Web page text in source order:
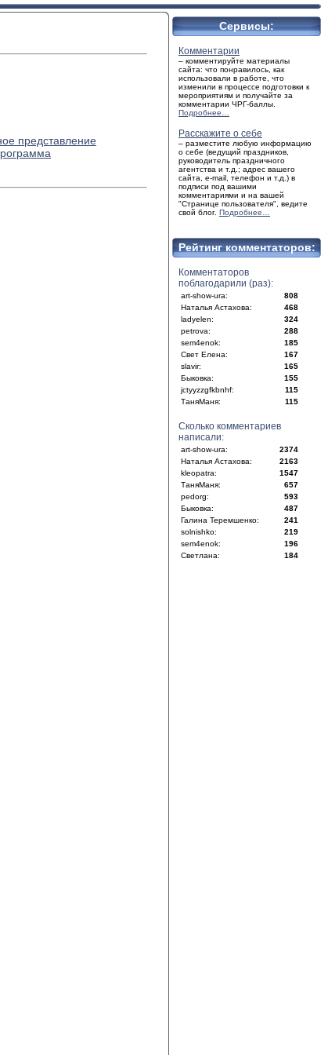
представление
Сервисы:
Комментарии
– комментируйте материалы
сайта: что понравилось, как
использовали в работе, что
изменили в процессе подготовки к
мероприятиям и получайте за
комментарии ЧРГ-баллы.
Подробнее…
Расскажите о себе
– разместите любую информацию
о себе (ведущий праздников,
руководитель праздничного
агентства и т.д.; адрес вашего
сайта, e-mail, телефон и т.д.) в
подписи под вашими
комментариями и на вашей
"Странице пользователя", ведите
свой блог. Подробнее…
Рейтинг комментаторов:
Комментаторов
поблагодарили (раз):
art-show-ura:
808
Наталья Астахова:
468
ladyelen:
324
petrova:
288
sem4enok:
185
Свет Елена:
167
slavir:
165
Быковка:
155
jctyyzzgfkbnhf:
115
ТаняМаня:
115
Сколько комментариев
написали:
art-show-ura:
2374
Наталья Астахова:
2163
kleopatra:
1547
ТаняМаня:
657
pedorg:
593
Быковка:
487
Галина Теремшенко:
241
solnishko:
219
sem4enok:
196
Светлана:
184